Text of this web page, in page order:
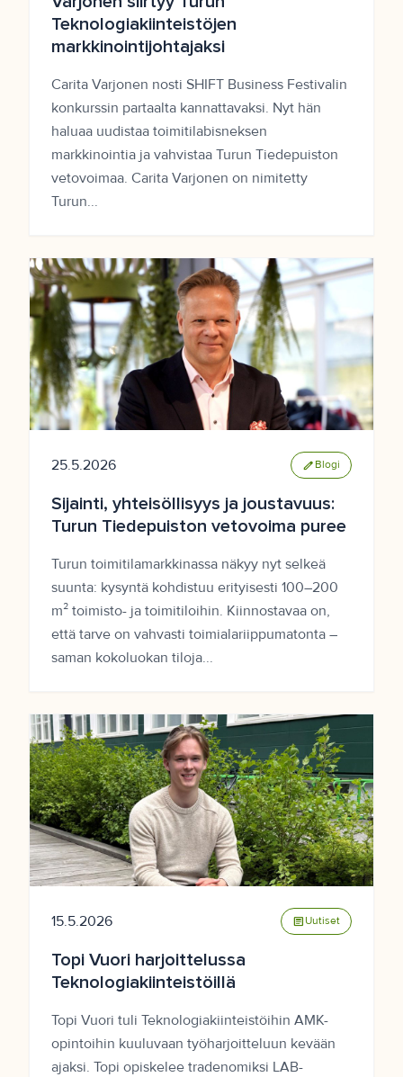
Teknologiakiinteistöjen
markkinointijohtajaksi
Carita Varjonen nosti SHIFT Business Festivalin
konkurssin partaalta kannattavaksi. Nyt hän
haluaa uudistaa toimitilabisneksen
markkinointia ja vahvistaa Turun Tiedepuiston
vetovoimaa. Carita Varjonen on nimitetty
Turun...
25.5.2026 edit Blogi
Sijainti, yhteisöllisyys ja joustavuus:
Turun Tiedepuiston vetovoima puree
Turun toimitilamarkkinassa näkyy nyt selkeä
suunta: kysyntä kohdistuu erityisesti 100–200
m² toimisto- ja toimitiloihin. Kiinnostavaa on,
että tarve on vahvasti toimialariippumatonta –
saman kokoluokan tiloja...
15.5.2026 article Uutiset
Topi Vuori harjoittelussa
Teknologiakiinteistöillä
Topi Vuori tuli Teknologiakiinteistöihin AMK-
opintoihin kuuluvaan työharjoitteluun kevään
ajaksi. Topi opiskelee tradenomiksi LAB-